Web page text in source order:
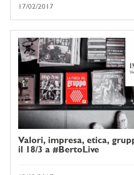
17/02/2017
Valori, impresa, etica,
il 18/3 a #BertoLive